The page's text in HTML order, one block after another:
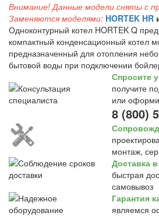
Внимание! Данные модели сняты с
Заменяются моделями: HORTEK HR
Одноконтурный котел HORTEK Q
компактный конденсационный котел
предназначенный для отопления
бытовой воды при подключении
Спросите
получите
или
8 (800)
монтаж,
Доставка
быстрая
самовывоз
Гарантия
являемся